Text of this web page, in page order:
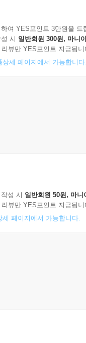
여 YES포인트 3만원을 드
시 일반회원 300원, 마니
뷰만 YES포인트 지급됩니
세 페이지에서 가능합니
성 시 일반회원 50원, 마니
뷰만 YES포인트 지급됩니
페이지에서 가능합니다.